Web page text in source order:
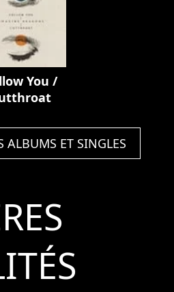
You /
ALBUMS ET SINGLES